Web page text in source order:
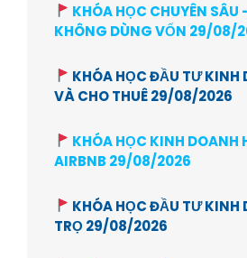
KHÓA HỌC CHUYÊN SÂU
KHÔNG DÙNG VỐN 29/08/
KHÓA HỌC ĐẦU TƯ KINH
VÀ CHO THUÊ 29/08/2026
KHÓA HỌC KINH DOANH
AIRBNB 29/08/2026
KHÓA HỌC ĐẦU TƯ KINH
TRỌ 29/08/2026